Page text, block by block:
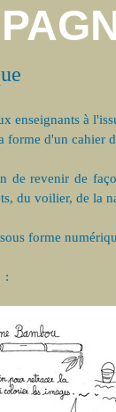
enseignants à
forme d'un cahier
de revenir de
du voilier, de la
forme
: